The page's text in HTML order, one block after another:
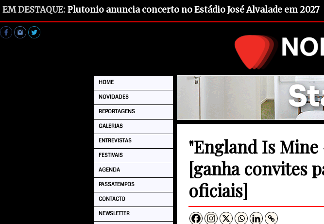
EM DESTAQUE: Plutonio anuncia concerto no Estádio José Alvalade em 2027
HOME
NOVIDADES
REPORTAGENS
GALERIAS
ENTREVISTAS
FESTIVAIS
AGENDA
PASSATEMPOS
CONTACTO
NEWSLETTER
"England Is
[ganha convites
oficiais]